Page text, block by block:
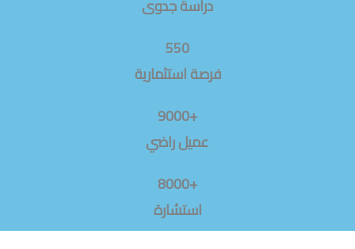
دراسة جدوى
550
فرصة استثمارية
+9000
عميل راضي
+8000
استشارة